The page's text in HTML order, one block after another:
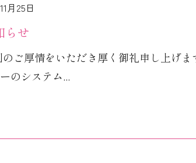
月25日
らせ
ご厚情をいただき厚く御礼申し上げま
のシステム...